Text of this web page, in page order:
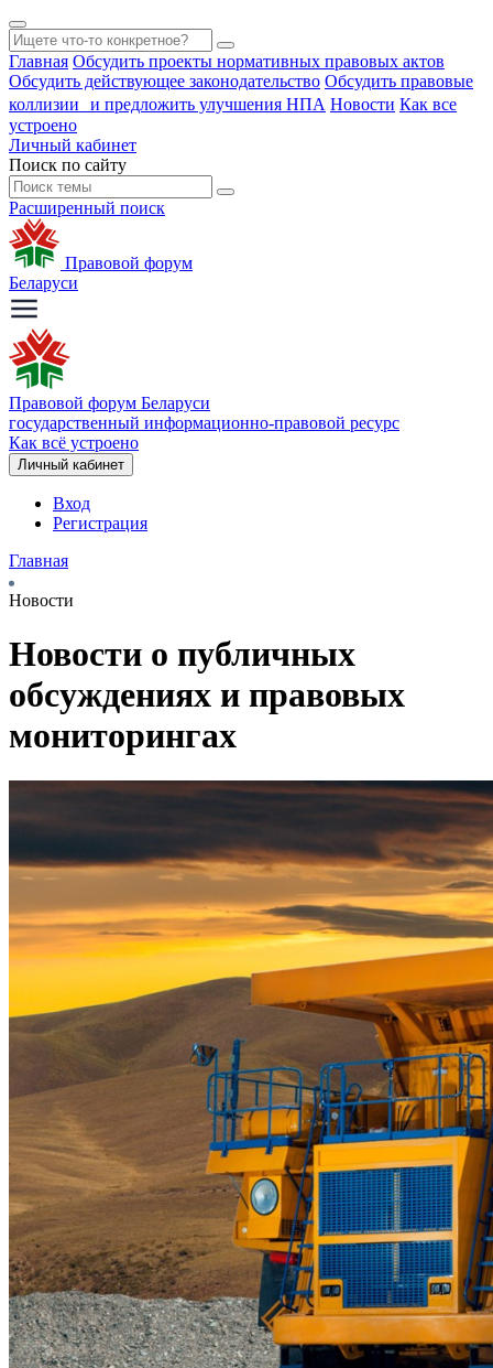
Главная Обсудить проекты нормативных правовых актов
Обсудить действующее законодательство Обсудить правовые
коллизии и предложить улучшения НПА Новости Как все
устроено
Личный кабинет
Поиск по сайту
Расширенный поиск
Правовой форум
Беларуси
Правовой форум Беларуси
государственный информационно-правовой ресурс
Как всё устроено
Личный кабинет
Вход
Регистрация
Главная
Новости
Новости о публичных
обсуждениях и правовых
мониторингах